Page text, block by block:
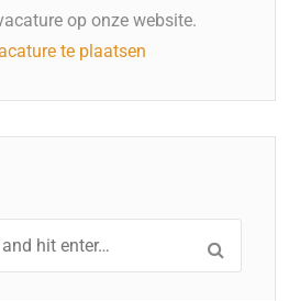
op onze website.
te plaatsen